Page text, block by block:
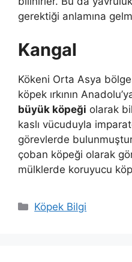
gerektiği anlamına
Kangal
Kökeni Orta Asya
köpek ırkının
büyük köpeği olarak
kaslı vücuduyla
görevlerde
çoban köpeği olarak
mülklerde koruyucu
Kategoriler
Köpek Bilgi